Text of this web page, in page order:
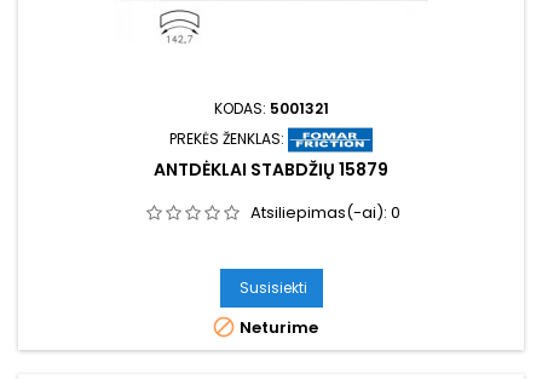
KODAS: 5001321
PREKĖS ŽENKLAS:
ANTDĖKLAI STABDŽIŲ 15879
Atsiliepimas(-ai): 0
Susisiekti
 Neturime